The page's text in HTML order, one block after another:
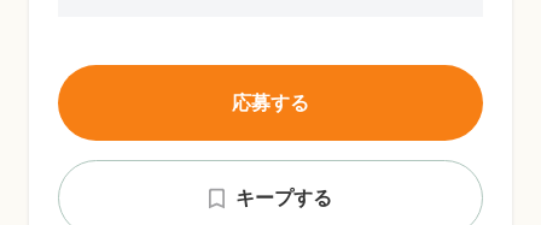
キープする
応募する